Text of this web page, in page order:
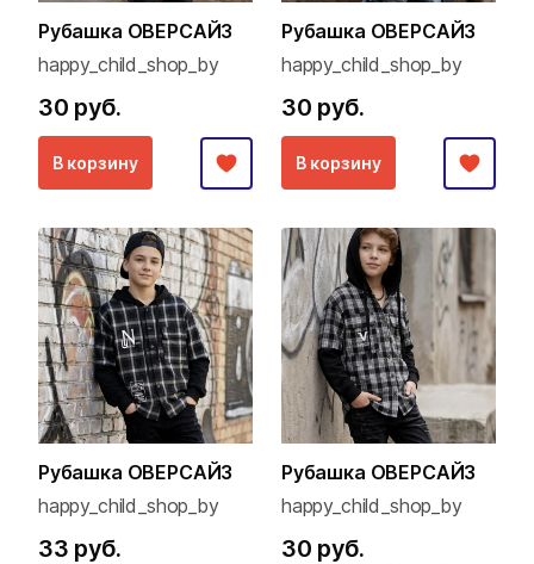
Рубашка ОВЕРСАЙЗ
happy_child_shop_by
30 руб.
В корзину
Рубашка ОВЕРСАЙЗ
happy_child_shop_by
30 руб.
В корзину
Рубашка ОВЕРСАЙЗ
happy_child_shop_by
33 руб.
Рубашка ОВЕРСАЙЗ
happy_child_shop_by
30 руб.